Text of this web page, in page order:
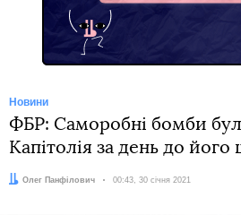
Новини
ФБР: Саморобні бомби
Капітолія за день до
Автор:
Олег Панфілович Дата:
00:43, 30 січня 2021